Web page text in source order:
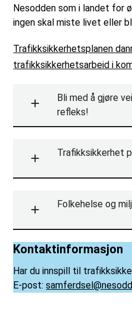
Nesodden som i landet for
ingen skal miste livet eller
Trafikksikkerhetsplanen
trafikksikkerhetsarbeid i
Bli med å gjøre
refleks!
Trafikksikkerhet
Folkehelse og
Kontaktinformasjon
Har du innspill til
E-post: